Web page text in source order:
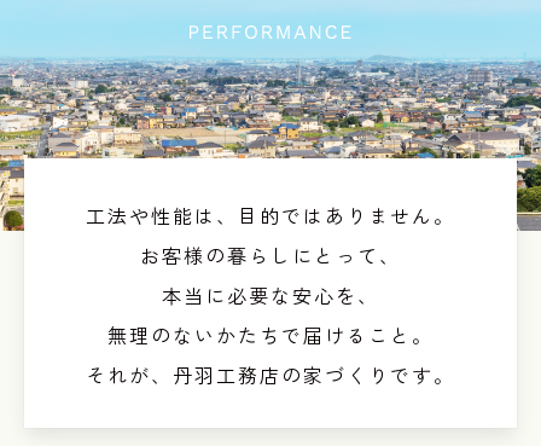
工法や性能は、目的ではありません。
お客様の暮らしにとって、
本当に必要な安心を、
無理のないかたちで届けること。
それが、丹羽工務店の家づくりです。